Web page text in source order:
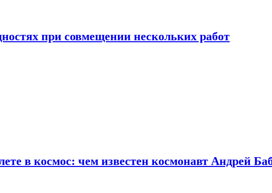
при совмещении нескольких работ
в космос: чем известен космонавт Андрей